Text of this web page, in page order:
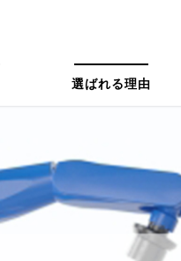
選ばれる理由